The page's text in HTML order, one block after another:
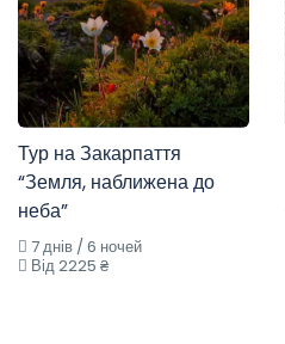
Тур на Закарпаття
“Земля, наближена до
неба”
7 днів / 6 ночей
Від 2225 ₴